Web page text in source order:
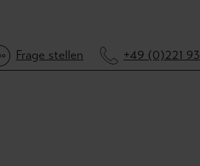
Frage stellen +49 (0)221